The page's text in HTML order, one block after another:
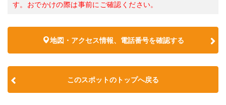
す。おでかけの際は事前にご確認ください。
地図・アクセス情報、電話番号を確認する
このスポットのトップへ戻る